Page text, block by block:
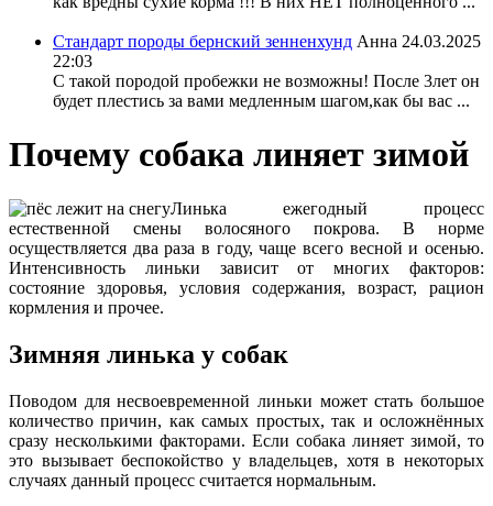
Стандарт породы бернский зенненхунд Анна 24.03.2025
22:03
С такой породой пробежки не возможны! После 3лет он
будет плестись за вами медленным шагом,как бы вас ...
Почему собака линяет зимой
Линька ежегодный процесс
естественной смены волосяного покрова. В норме
осуществляется два раза в году, чаще всего весной и осенью.
Интенсивность линьки зависит от многих факторов:
состояние здоровья, условия содержания, возраст, рацион
кормления и прочее.
Зимняя линька у собак
Поводом для несвоевременной линьки может стать большое
количество причин, как самых простых, так и осложнённых
сразу несколькими факторами. Если собака линяет зимой, то
это вызывает беспокойство у владельцев, хотя в некоторых
случаях данный процесс считается нормальным.